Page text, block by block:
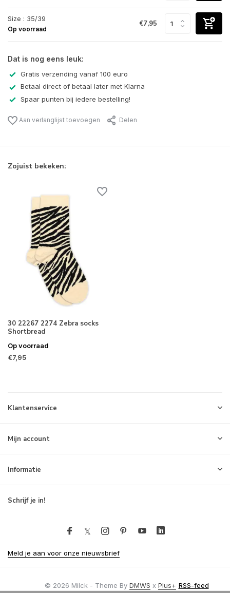
Size : 35/39
Op voorraad
€7,95
Dat is nog eens leuk:
Gratis verzending vanaf 100 euro
Betaal direct of betaal later met Klarna
Spaar punten bij iedere bestelling!
Aan verlanglijst toevoegen Delen
Zojuist bekeken:
30 22267 2274 Zebra socks
Shortbread
Op voorraad
€7,95
Klantenservice
Mijn account
Informatie
Schrijf je in!
Meld je aan voor onze nieuwsbrief
© 2026 Milck - Theme By DMWS x Plus+ RSS-feed